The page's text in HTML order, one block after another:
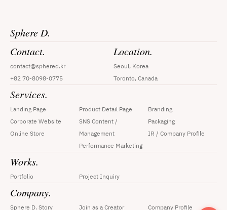
Sphere D.
Contact.
contact@sphered.kr
+82 70-8098-0775
Location.
Seoul, Korea
Toronto, Canada
Services.
Branding
Packaging
IR / Company Profile
Landing Page
Corporate Website
Online Store
Product Detail Page
SNS Content /
Management
Performance Marketing
Works.
Portfolio Project Inquiry
Company.
Sphere D. Story Join as a Creator Company Profile